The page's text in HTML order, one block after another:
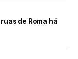
de Roma há